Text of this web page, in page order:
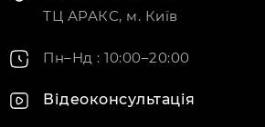
ТЦ АРАКС, м. Київ
Пн–Нд : 10:00–20:00
Відеоконсультація